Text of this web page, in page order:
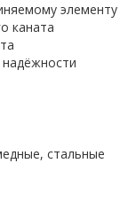
элементу
каната
стальные